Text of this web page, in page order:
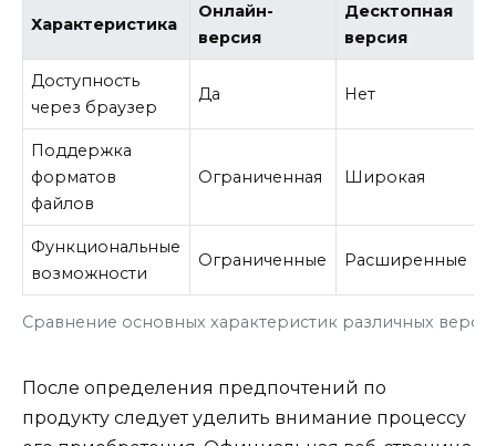
Сравнение основных характеристик различных
Характеристика
Онлайн-
версия
Десктопная
версия
Доступность
через браузер
Да Нет
Поддержка
форматов
файлов
Ограниченная Широкая
Функциональные
возможности
Ограниченные Расширенные
После определения предпочтений по
продукту следует уделить внимание процессу